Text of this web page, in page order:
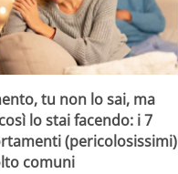
tu non lo sai, ma
lo stai facendo: i 7
(pericolosissimi)
comuni